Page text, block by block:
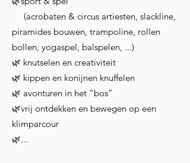
(acrobaten & circus artiesten, slackline,
piramides bouwen, trampoline, rollen
bollen, yogaspel, balspelen, ...)
🌿 knutselen en creativiteit
🌿 kippen en konijnen knuffelen
🌿 avonturen in het “bos”
🌿vrij ontdekken en bewegen op een
klimparcour
🌿...